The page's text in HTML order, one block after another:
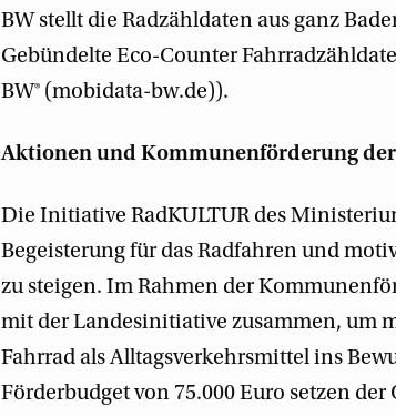
BW stellt die Radzähldaten aus ganz
Gebündelte Eco-Counter
BW® (mobidata-bw.de)).
Aktionen und Kommunenförderung
Die Initiative RadKULTUR des
Begeisterung für das Radfahren und
zu steigen. Im Rahmen der
mit der Landesinitiative zusammen, um
Fahrrad als Alltagsverkehrsmittel ins
Förderbudget von 75.000 Euro setzen